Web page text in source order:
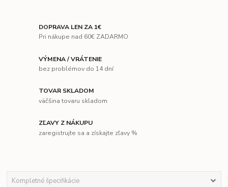
DOPRAVA LEN ZA 1€
Pri nákupe nad 60€ ZADARMO
VÝMENA / VRÁTENIE
bez problémov do 14 dní
TOVAR SKLADOM
väčšina tovaru skladom
ZĽAVY Z NÁKUPU
zaregistrujte sa a získajte zľavy %
Kompletné špecifikácie